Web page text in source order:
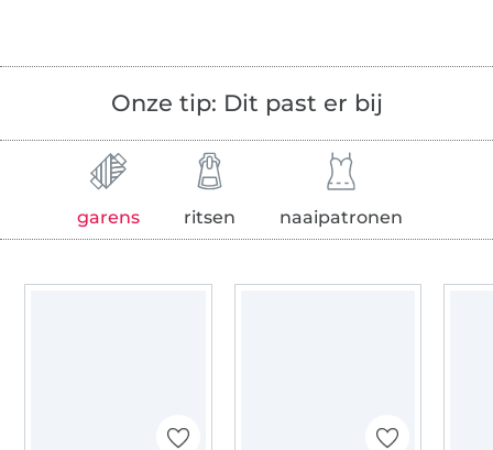
Onze tip: Dit past er bij
garens ritsen naaipatronen